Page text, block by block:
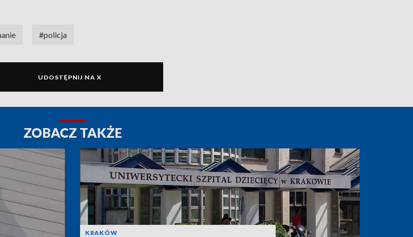
#policja
UDOSTĘPNIJ NA X
ZOBACZ TAKŻE
KRAKÓW